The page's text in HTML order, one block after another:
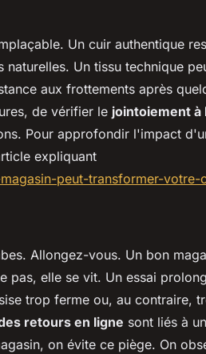
Un cuir authentique
Un tissu technique
aux frottements après
de vérifier le jointoiement à
Pour approfondir l'impact
expliquant
peut-transformer-votre-
Allongez-vous. Un bon
pas, elle se vit. Un essai
trop ferme ou, au contraire,
retours en ligne sont liés à
on évite ce piège. On